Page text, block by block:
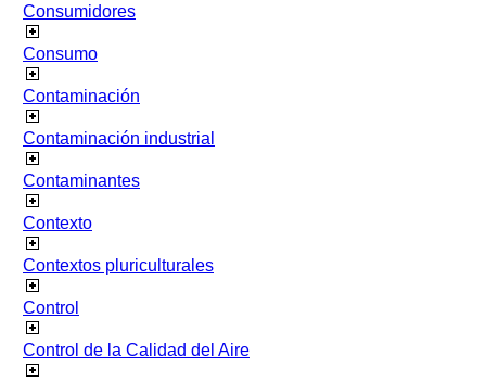
Consumidores
Consumo
Contaminación
Contaminación industrial
Contaminantes
Contexto
Contextos pluriculturales
Control
Control de la Calidad del Aire